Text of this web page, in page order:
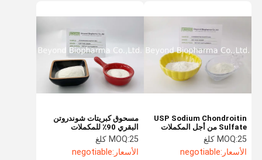
USP Sodium Chondroitin
Sulfate من أجل المكملات
الصحية المشتركة
MOQ:25 كلغ
الأسعار:negotiable
مسحوق كبريتات شوندروتن
البقري 90٪ للمكملات
المشتركة
MOQ:25 كلغ
الأسعار:negotiable